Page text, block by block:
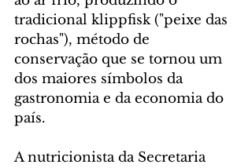
tradicional klippfisk ("peixe das
rochas"), método de
conservação que se tornou um
dos maiores símbolos da
gastronomia e da economia do
país.
A nutricionista da Secretaria